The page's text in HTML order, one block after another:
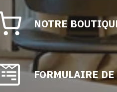
NOTRE
FORMULAIRE DE